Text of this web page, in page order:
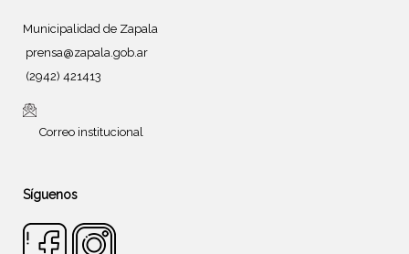
Municipalidad de Zapala
prensa@zapala.gob.ar
(2942) 421413
Correo institucional
Síguenos